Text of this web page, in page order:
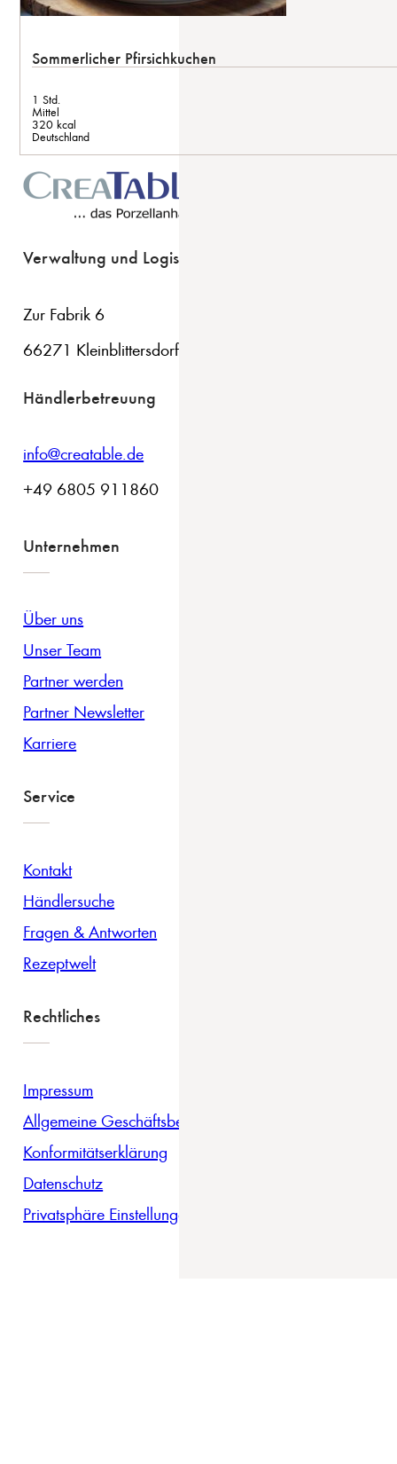
Sommerlicher Pfirsichkuchen
1 Std.
Mittel
320 kcal
Deutschland
Verwaltung und Logistik
Zur Fabrik 6
66271 Kleinblittersdorf
Händlerbetreuung
info@creatable.de
+49 6805 911860
Unternehmen
Über uns
Unser Team
Partner werden
Partner Newsletter
Karriere
Service
Kontakt
Händlersuche
Fragen & Antworten
Rezeptwelt
Rechtliches
Impressum
Allgemeine Geschäftsbedingungen
Konformitätserklärung
Datenschutz
Privatsphäre Einstellungen